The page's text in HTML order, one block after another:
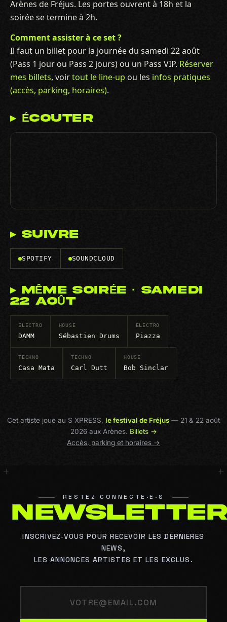
Arènes de Fréjus. Les portes ouvrent à 18h et la
soirée se termine à 2h.
Comment assister à ce set ?
Il faut un billet pour la journée du samedi 22 août
(Pass 1 jour ou Pass 2 jours) ou un Pass VIP. Réserver
mes billets, voirtout le line-up ou les infos pratiques
(accès, parking, horaires).
▸ ÉCOUTER
▸ SUIVRE
SPOTIFY SOUNDCLOUD
▸ MÊME SOIRÉE · SAMEDI
22 AOÛT
ELECTRO
DAMM
HOUSE
Sébastien Drums
ELECTRO
Piazza
TECHNO
Casa Mata
TECHNO
Carl Dutt
HOUSE
Bob Sinclar
Cet artiste joue au S XPRESS, le festival de Fréjus — 21 & 22 août
2026 aux Arènes. Billets →
Accès, parking et horaires →
RESTEZ CONNECTE·E·S
NEWSLETTER
INSCRIVEZ-VOUS POUR RECEVOIR LES DERNIERES
NEWS,
LES ANNONCES ARTISTES ET LES EXCLUS.